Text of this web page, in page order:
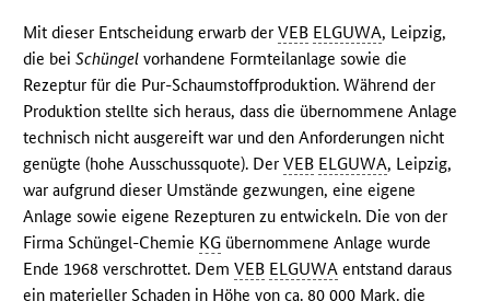
Mit dieser Entscheidung erwarb derVEB ELGUWA, Leipzig,
die beiSchüngel vorhandene Formteilanlage sowie die
Rezeptur für die Pur-Schaumstoffproduktion. Während der
Produktion stellte sich heraus, dass die übernommene Anlage
technisch nicht ausgereift war und den Anforderungen nicht
genügte (hohe Ausschussquote). DerVEB ELGUWA, Leipzig,
war aufgrund dieser Umstände gezwungen, eine eigene
Anlage sowie eigene Rezepturen zu entwickeln. Die von der
Firma Schüngel-Chemie KG übernommene Anlage wurde
Ende 1968 verschrottet. DemVEB ELGUWA entstand daraus
ein materieller Schaden in Höhe von ca. 80 000 Mark. die